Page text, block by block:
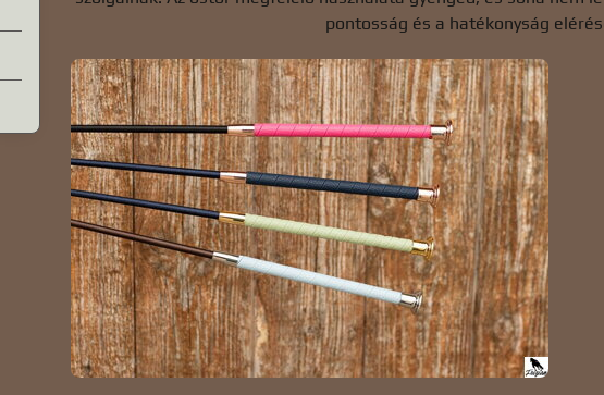
pontosság és a hatékonyság